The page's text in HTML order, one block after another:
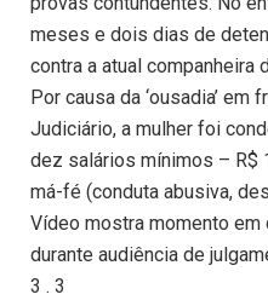
meses e dois dias de
contra a atual companheira
Por causa da ‘ousadia’
Judiciário, a mulher foi
dez salários mínimos – R$
má-fé (conduta abusiva,
Vídeo mostra momento em
durante audiência de
3 . 3